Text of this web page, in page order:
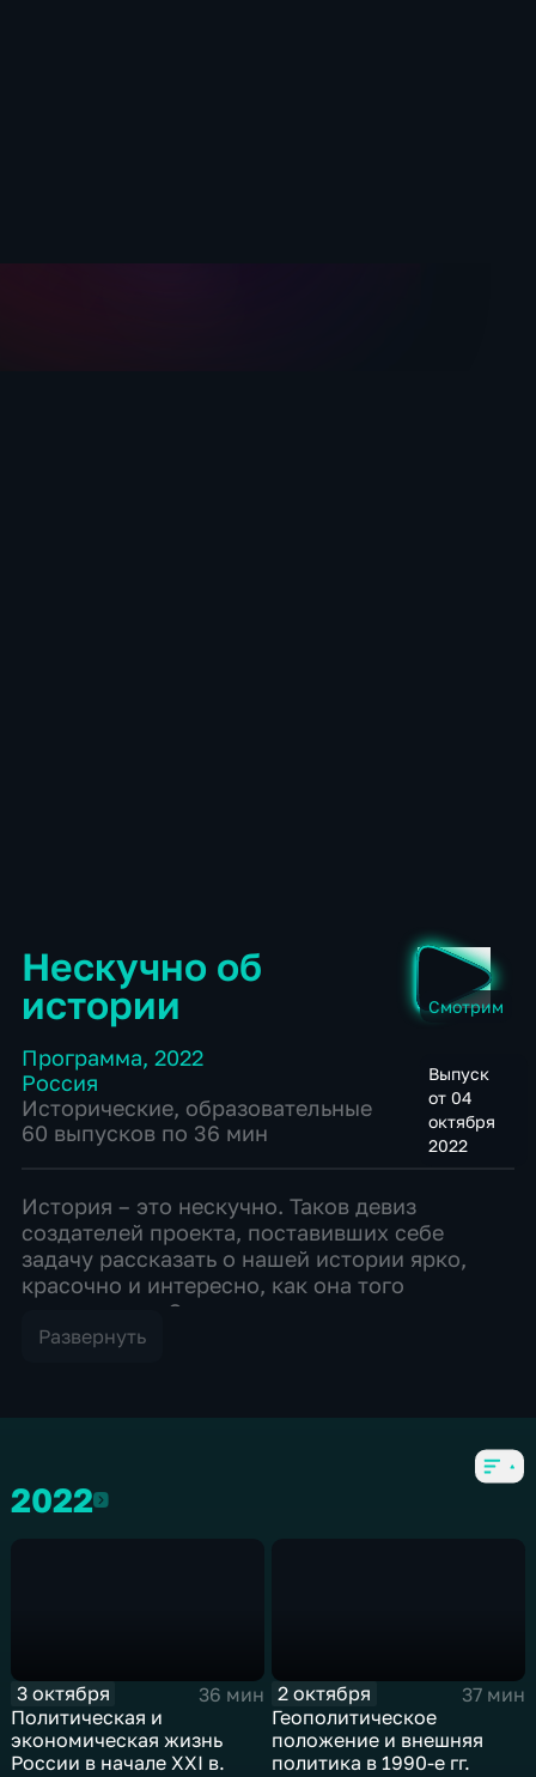
Нескучно об
истории
Смотрим
Выпуск
от 04
октября
2022
Программа,2022
Россия
Исторические, образовательные
60 выпусков по 36 мин
История – это нескучно. Таков девиз
создателей проекта, поставивших себе
задачу рассказать о нашей истории ярко,
красочно и интересно, как она того
заслуживает. С молодыми и современными
ведущими, с яркой и наглядной графикой
России к концу двадцатого века. Вы узнаете
интересного, а немного юмора и параллели с
современными тенденциями покажут, в чем
Развернуть
20222022
3 октября
36 мин
Политическая и
экономическая жизнь
России в начале XXI в.
2 октября
37 мин
Геополитическое
положение и внешняя
политика в 1990-е гг.